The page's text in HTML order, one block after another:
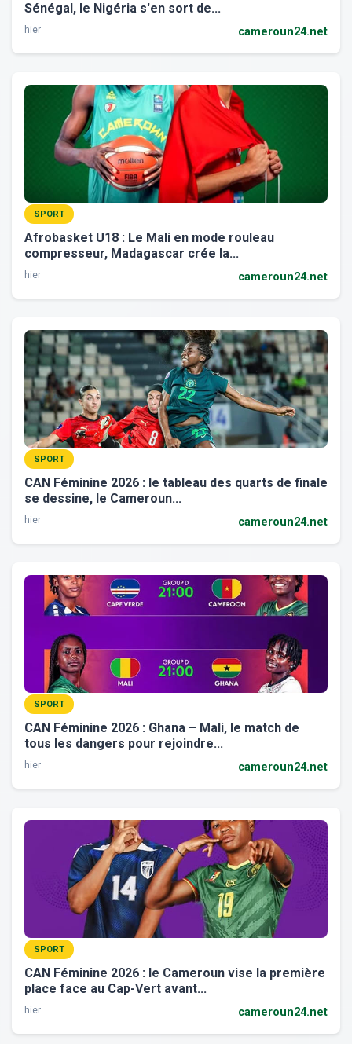
Sénégal, le Nigéria s'en sort de...
hier cameroun24.net
SPORT
Afrobasket U18 : Le Mali en mode rouleau
compresseur, Madagascar crée la...
hier cameroun24.net
SPORT
CAN Féminine 2026 : le tableau des quarts de finale
se dessine, le Cameroun...
hier cameroun24.net
SPORT
CAN Féminine 2026 : Ghana – Mali, le match de
tous les dangers pour rejoindre...
hier cameroun24.net
SPORT
CAN Féminine 2026 : le Cameroun vise la première
place face au Cap-Vert avant...
hier cameroun24.net